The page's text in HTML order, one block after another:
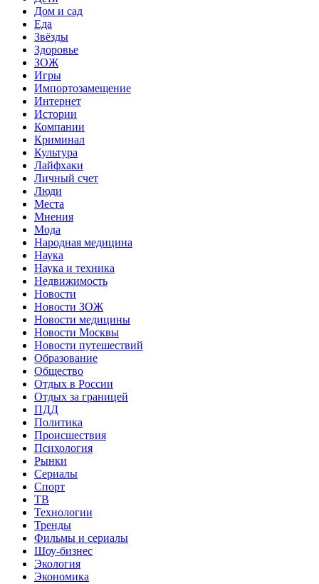
Дом и сад
Еда
Звёзды
Здоровье
ЗОЖ
Игры
Импортозамещение
Интернет
Истории
Компании
Криминал
Культура
Лайфхаки
Личный счет
Люди
Места
Мнения
Мода
Народная медицина
Наука
Наука и техника
Недвижимость
Новости
Новости ЗОЖ
Новости медицины
Новости Москвы
Новости путешествий
Образование
Общество
Отдых в России
Отдых за границей
ПДД
Политика
Происшествия
Психология
Рынки
Сериалы
Спорт
ТВ
Технологии
Тренды
Фильмы и сериалы
Шоу-бизнес
Экология
Экономика